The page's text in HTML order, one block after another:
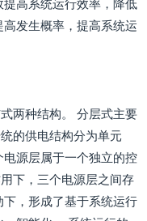
高系统运行效率，降低
发生概率，提高系统运
两种结构。 分层式主要
的供电结构分为单元
源层属于一个独立的控
下，三个电源层之间存
，形成了基于系统运行